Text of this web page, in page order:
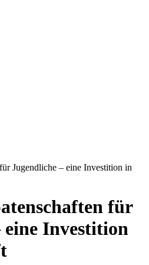
für
eine Investition